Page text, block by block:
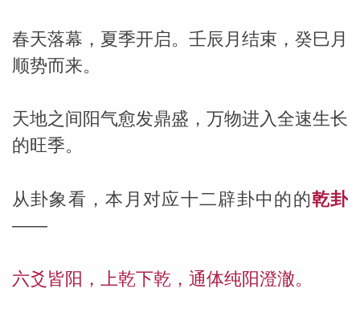
婆星座 航
春天落幕，夏季开启。壬辰月结束，癸巳月
顺势而来。
天地之间阳气愈发鼎盛，万物进入全速生长
的旺季。
从卦象看，本月对应十二辟卦中的的乾卦
——
六爻皆阳，上乾下乾，通体纯阳澄澈。